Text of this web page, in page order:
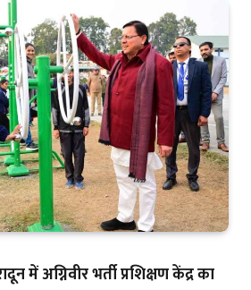
में अग्निवीर भर्ती प्रशिक्षण केंद्र का